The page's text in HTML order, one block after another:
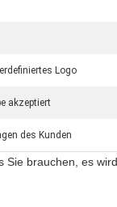
Logo
akzeptiert
des Kunden
Sie brauchen, es